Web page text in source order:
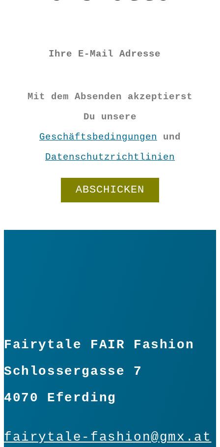
Material: Loktapapier
5,90
Nicht vorrätig
Mit dem Absenden akzeptierst
Du unsere
Geschäftsbedingungen und
Datenschutzrichtlinien
Fairytale FAIR Fashion
Schlossergasse 7
4070 Eferding
fairytale-fashion@gmx.at